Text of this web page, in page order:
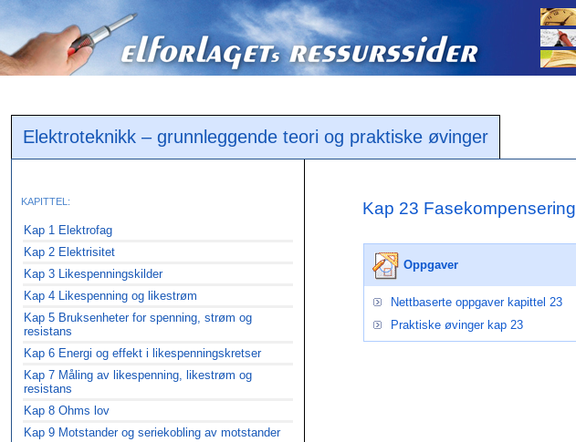
Elektroteknikk – grunnleggende teori og praktiske øvinger
KAPITTEL:
Kap 1 Elektrofag
Kap 2 Elektrisitet
Kap 3 Likespenningskilder
Kap 4 Likespenning og likestrøm
Kap 5 Bruksenheter for spenning, strøm og
resistans
Kap 6 Energi og effekt i likespenningskretser
Kap 7 Måling av likespenning, likestrøm og
resistans
Kap 8 Ohms lov
Kap 9 Motstander og seriekobling av motstander
Kap 23 Fasekompensering
Oppgaver
Nettbaserte oppgaver kapittel 23
Praktiske øvinger kap 23